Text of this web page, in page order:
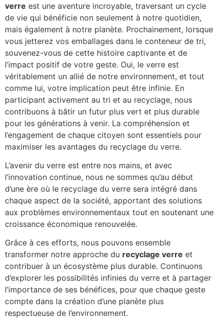
verre est une aventure incroyable, traversant un cycle
de vie qui bénéficie non seulement à notre quotidien,
mais également à notre planète. Prochainement, lorsque
vous jetterez vos emballages dans le conteneur de tri,
souvenez-vous de cette histoire captivante et de
l’impact positif de votre geste. Oui, le verre est
véritablement un allié de notre environnement, et tout
comme lui, votre implication peut être infinie. En
participant activement au tri et au recyclage, nous
contribuons à bâtir un futur plus vert et plus durable
pour les générations à venir. La compréhension et
l’engagement de chaque citoyen sont essentiels pour
maximiser les avantages du recyclage du verre.
L’avenir du verre est entre nos mains, et avec
l’innovation continue, nous ne sommes qu’au début
d’une ère où le recyclage du verre sera intégré dans
chaque aspect de la société, apportant des solutions
aux problèmes environnementaux tout en soutenant une
croissance économique renouvelée.
Grâce à ces efforts, nous pouvons ensemble
transformer notre approche du recyclage verre et
contribuer à un écosystème plus durable. Continuons
d’explorer les possibilités infinies du verre et à partager
l’importance de ses bénéfices, pour que chaque geste
compte dans la création d’une planète plus
respectueuse de l’environnement.